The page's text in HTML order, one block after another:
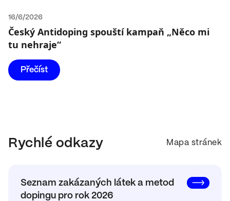
16/6/2026
Český Antidoping spouští kampaň „Něco mi
tu nehraje“
Přečíst
Rychlé odkazy Mapa stránek
Seznam zakázaných látek a metod
dopingu pro rok 2026